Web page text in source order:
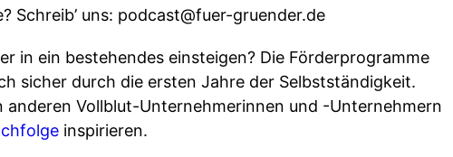
Schreib’ uns: ⁠⁠⁠⁠⁠⁠podcast@fuer-gruender.de⁠⁠⁠⁠⁠⁠
in ein bestehendes einsteigen? Die Förderprogramme
sicher durch die ersten Jahre der Selbstständigkeit.
anderen Vollblut-Unternehmerinnen und -Unternehmern
⁠⁠ inspirieren.